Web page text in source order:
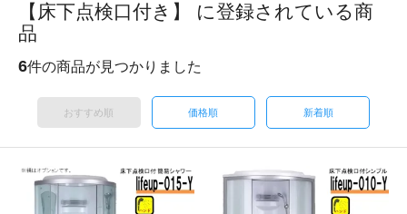
【床下点検口付き】 に登録されている商
品
6件の商品が見つかりました
おすすめ順 価格順 新着順